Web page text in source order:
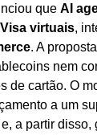
que AI
virtuais,
. A
nem
de cartão. O
a um
a partir disso,